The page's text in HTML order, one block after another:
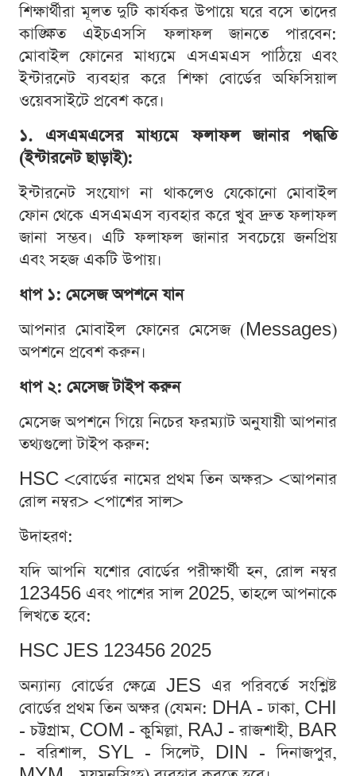
শিক্ষার্থীরা মূলত দুটি কার্যকর উপায়ে ঘরে বসে তাদের
কাঙ্ক্ষিত এইচএসসি ফলাফল জানতে পারবেন:
মোবাইল ফোনের মাধ্যমে এসএমএস পাঠিয়ে এবং
ইন্টারনেট ব্যবহার করে শিক্ষা বোর্ডের অফিসিয়াল
ওয়েবসাইটে প্রবেশ করে।
১. এসএমএসের মাধ্যমে ফলাফল জানার পদ্ধতি
(ইন্টারনেট ছাড়াই):
ইন্টারনেট সংযোগ না থাকলেও যেকোনো মোবাইল
ফোন থেকে এসএমএস ব্যবহার করে খুব দ্রুত ফলাফল
জানা সম্ভব। এটি ফলাফল জানার সবচেয়ে জনপ্রিয়
এবং সহজ একটি উপায়।
ধাপ ১: মেসেজ অপশনে যান
আপনার মোবাইল ফোনের মেসেজ (Messages)
অপশনে প্রবেশ করুন।
ধাপ ২: মেসেজ টাইপ করুন
মেসেজ অপশনে গিয়ে নিচের ফরম্যাট অনুযায়ী আপনার
তথ্যগুলো টাইপ করুন:
HSC <বোর্ডের নামের প্রথম তিন অক্ষর> <আপনার
রোল নম্বর> <পাশের সাল>
উদাহরণ:
যদি আপনি যশোর বোর্ডের পরীক্ষার্থী হন, রোল নম্বর
123456 এবং পাশের সাল 2025, তাহলে আপনাকে
লিখতে হবে:
HSC JES 123456 2025
অন্যান্য বোর্ডের ক্ষেত্রে JES এর পরিবর্তে সংশ্লিষ্ট
বোর্ডের প্রথম তিন অক্ষর (যেমন: DHA - ঢাকা, CHI
- চট্টগ্রাম, COM - কুমিল্লা, RAJ - রাজশাহী, BAR
- বরিশাল, SYL - সিলেট, DIN - দিনাজপুর,